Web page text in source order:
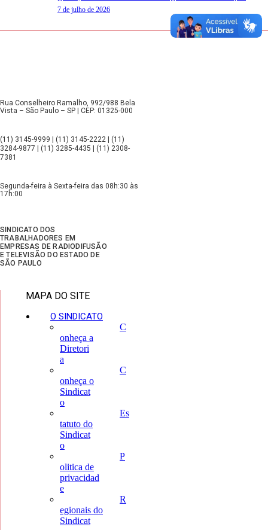
7 de julho de 2026
Rua Conselheiro Ramalho, 992/988 Bela
Vista – São Paulo – SP | CEP: 01325-000
(11) 3145-9999 | (11) 3145-2222 | (11)
3284-9877 | (11) 3285-4435 | (11) 2308-
7381
Segunda-feira à Sexta-feira das 08h:30 às
17h:00
SINDICATO DOS
TRABALHADORES EM
EMPRESAS DE RADIODIFUSÃO
E TELEVISÃO DO ESTADO DE
SÃO PAULO
MAPA DO SITE
O SINDICATO
C
onheça a
Diretori
a
C
onheça o
Sindicat
o
Es
tatuto do
Sindicat
o
P
olitica de
privacidad
e
R
egionais do
Sindicat